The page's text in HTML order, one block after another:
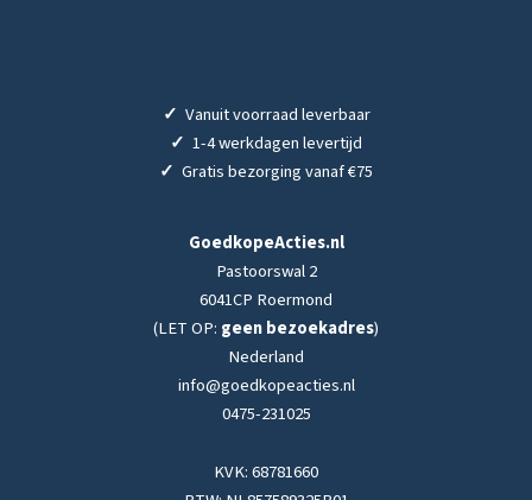
✓ Vanuit voorraad leverbaar
✓ 1-4 werkdagen levertijd
✓ Gratis bezorging vanaf €75
GoedkopeActies.nl
Pastoorswal 2
6041CP Roermond
(LET OP: geen bezoekadres)
Nederland
info@goedkopeacties.nl
0475-231025
KVK: 68781660